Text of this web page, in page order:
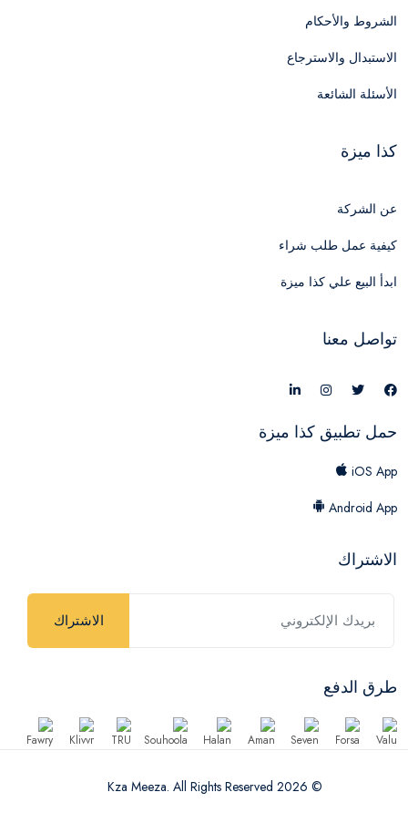
الشروط والأحكام
الاستبدال والاسترجاع
الأسئلة الشائعة
كذا ميزة
عن الشركة
كيفية عمل طلب شراء
ابدأ البيع علي كذا ميزة
تواصل معنا
حمل تطبيق كذا ميزة
iOS App
Android App
الاشتراك
الاشتراك
طرق الدفع
© 2026 Kza Meeza. All Rights Reserved